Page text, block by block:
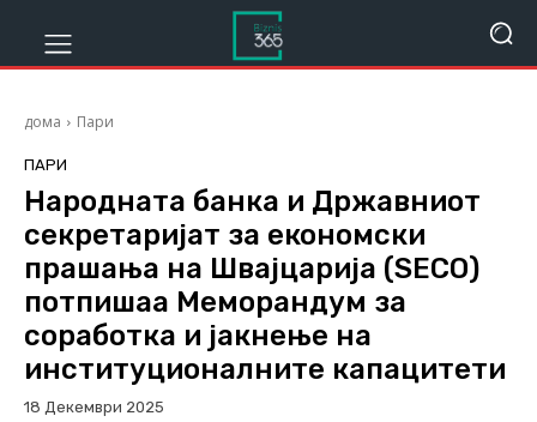
дома Пари
ПАРИ
Народната банка и Државниот
секретаријат за економски
прашања на Швајцарија (SECO)
потпишаа Меморандум за
соработка и јакнење на
институционалните капацитети
18 Декември 2025